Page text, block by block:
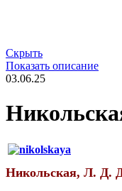
Скрыть
Показать описание
03.06.25
Никольская, Л. Д.